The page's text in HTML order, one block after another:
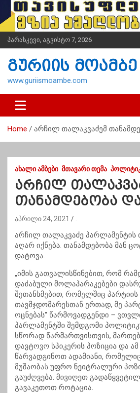
i
t
n
პარასკევი, აგვისტო 7, 2026
გურიის მოამბე
www.guriismoambe.com
Home არჩილ თალაკვაძემ
ᲐᲮᲐᲚᲘ ᲐᲛᲑᲔᲑᲘ ᲛᲗᲐᲕᲐᲠᲘ ᲗᲔᲛᲐ
არჩილ
თანამდებობა
აპრილი 24, 2021
არჩილ თალაკვაძე პარლამენტის
აღარ იქნება. თანამდებობა მან
დატოვა.
„იმის გათვალისწინებით, რომ
დაძაბული მოლაპარაკებები
შეთანხმებით, რომელშიც პარტიის
თავმჯდომარესთან ერთად, მე
ოცნებას” წარმოვადგენდი –
პარლამენტში შემდგომი
სწორად წარმართვისთვის,
დავტოვო სპიკერის პოზიცია და
წარვადგინოთ ადამიანი,
მუშაობას უფრო ნეიტრალური
გაუძღვება. მივიღეთ
გავაკეთოთ როტაცია.